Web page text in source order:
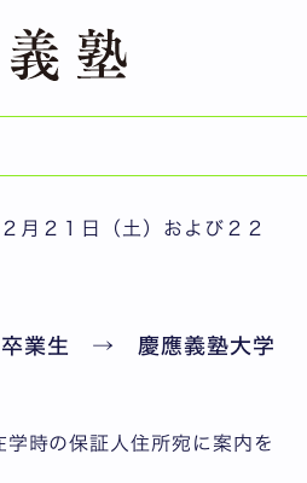
師国家試験出願書類の受領方
月２１日（土）および２２
卒業生 → 慶應義塾大学
時の保証人住所宛に案内を